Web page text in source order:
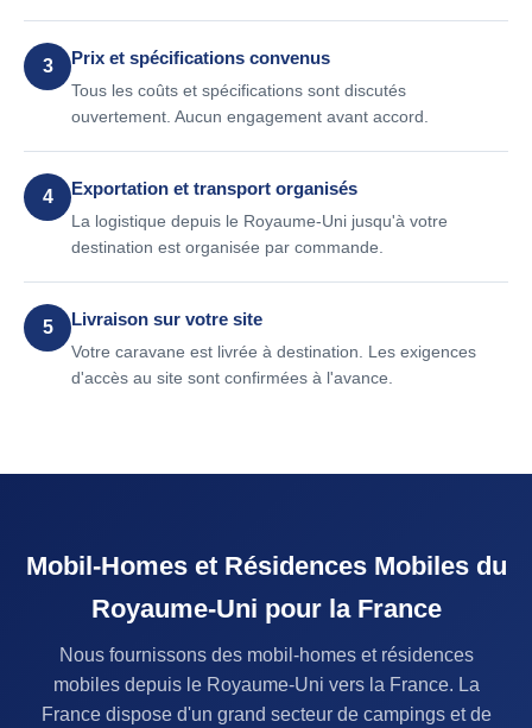
3 Prix et spécifications convenus
Tous les coûts et spécifications sont discutés
ouvertement. Aucun engagement avant accord.
4 Exportation et transport organisés
La logistique depuis le Royaume-Uni jusqu'à votre
destination est organisée par commande.
5 Livraison sur votre site
Votre caravane est livrée à destination. Les exigences
d'accès au site sont confirmées à l'avance.
Mobil-Homes et Résidences Mobiles du
Royaume-Uni pour la France
Nous fournissons des mobil-homes et résidences
mobiles depuis le Royaume-Uni vers la France. La
France dispose d'un grand secteur de campings et de